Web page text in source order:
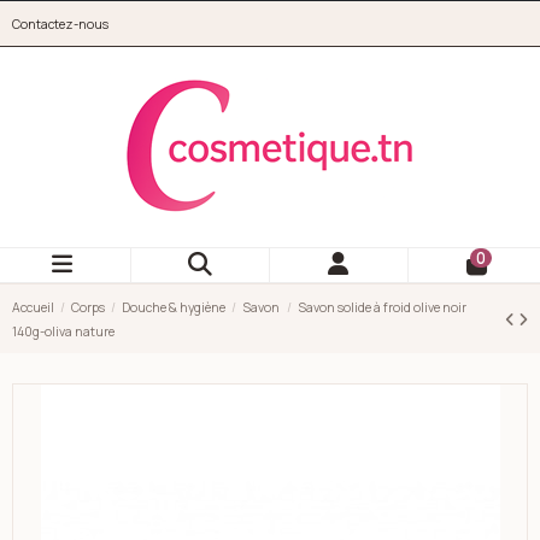
Contactez-nous
0
Accueil Corps Douche & hygiène Savon
Savon solide à froid olive noir
140g-oliva nature